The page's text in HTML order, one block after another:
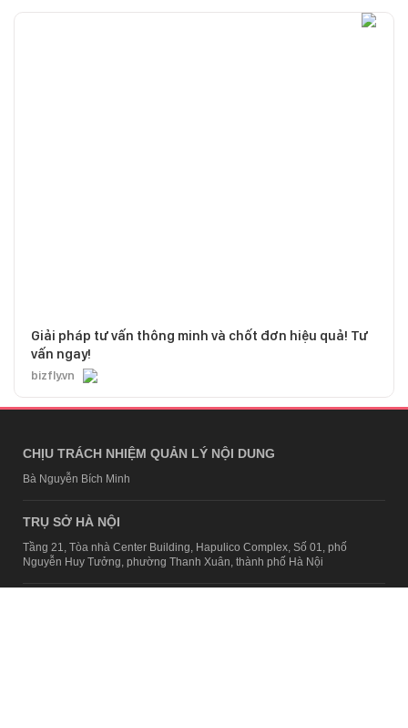
Giải pháp tư vấn thông minh và chốt đơn hiệu quả! Tư
vấn ngay!
bizfly.vn
CHỊU TRÁCH NHIỆM QUẢN LÝ NỘI DUNG
Bà Nguyễn Bích Minh
TRỤ SỞ HÀ NỘI
Tầng 21, Tòa nhà Center Building, Hapulico Complex, Số 01, phố
Nguyễn Huy Tưởng, phường Thanh Xuân, thành phố Hà Nội